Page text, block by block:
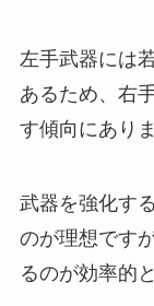
左手武器には
あるため、右
す傾向にありま
武器を強化す
のが理想です
るのが効率的